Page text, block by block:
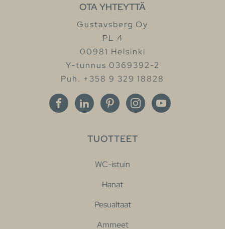
OTA YHTEYTTÄ
Gustavsberg Oy
PL 4
00981 Helsinki
Y-tunnus 0369392-2
Puh. +358 9 329 18828
TUOTTEET
WC-istuin
Hanat
Pesualtaat
Ammeet